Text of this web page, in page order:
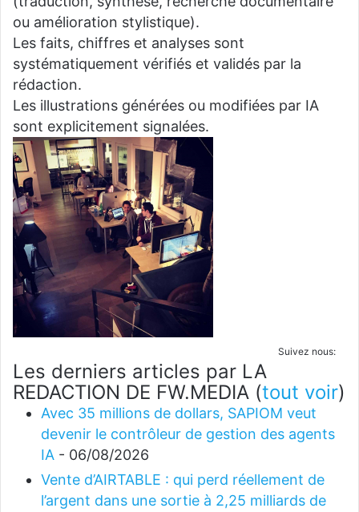
ou amélioration stylistique).
Les faits, chiffres et analyses sont
systématiquement vérifiés et validés par la
rédaction.
Les illustrations générées ou modifiées par IA
sont explicitement signalées.
Suivez nous:
Les derniers articles par LA
REDACTION DE FW.MEDIA (tout voir)
Avec 35 millions de dollars, SAPIOM veut
devenir le contrôleur de gestion des agents
IA - 06/08/2026
Vente d’AIRTABLE : qui perd réellement de
l’argent dans une sortie à 2,25 milliards de